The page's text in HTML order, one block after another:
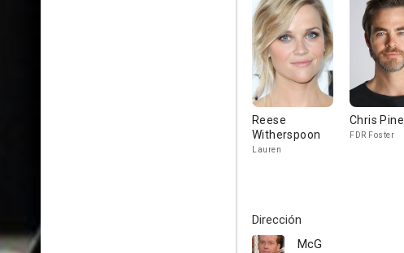
Reese
Witherspoon
Lauren
Chris Pine
FDR Foster
Dirección
McG